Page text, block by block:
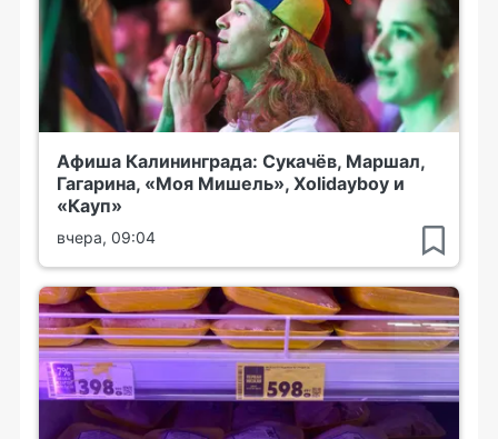
Афиша Калининграда: Сукачёв, Маршал,
Гагарина, «Моя Мишель», Xolidayboy и
«Кауп»
вчера, 09:04